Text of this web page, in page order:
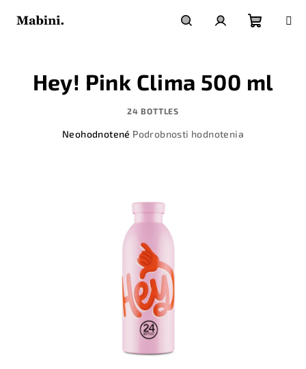
košík
Hey! Pink Clima 500 ml
24 BOTTLES
Priemerné
Neohodnotené Podrobnosti hodnotenia